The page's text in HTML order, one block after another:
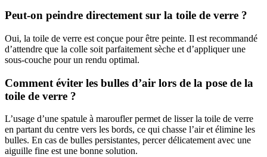
Peut-on peindre directement sur la toile de verre ?
Oui, la toile de verre est conçue pour être peinte. Il est recommandé
d’attendre que la colle soit parfaitement sèche et d’appliquer une
sous-couche pour un rendu optimal.
Comment éviter les bulles d’air lors de la pose de la
toile de verre ?
L’usage d’une spatule à maroufler permet de lisser la toile de verre
en partant du centre vers les bords, ce qui chasse l’air et élimine les
bulles. En cas de bulles persistantes, percer délicatement avec une
aiguille fine est une bonne solution.